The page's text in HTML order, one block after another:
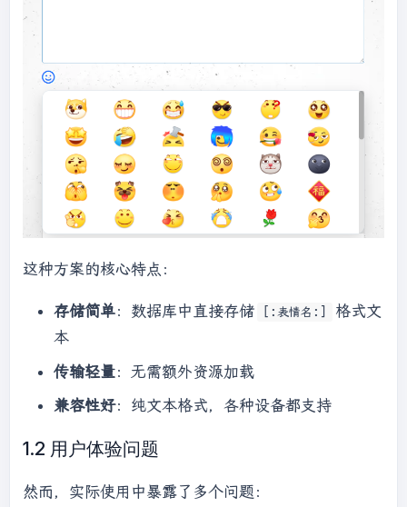
这种方案的核心特点：
存储简单：数据库中直接存储 [:表情名:]
格式文
本
传输轻量：无需额外资源加载
兼容性好：纯文本格式，各种设备都支持
1.2 用户体验问题
然而，实际使用中暴露了多个问题：